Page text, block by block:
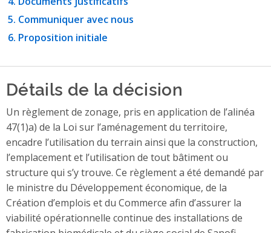
Communiquer avec nous
Proposition initiale
Détails de la décision
Un règlement de zonage, pris en application de l’alinéa
47(1)a) de la Loi sur l’aménagement du territoire,
encadre l’utilisation du terrain ainsi que la construction,
l’emplacement et l’utilisation de tout bâtiment ou
structure qui s’y trouve. Ce règlement a été demandé par
le ministre du Développement économique, de la
Création d’emplois et du Commerce afin d’assurer la
viabilité opérationnelle continue des installations de